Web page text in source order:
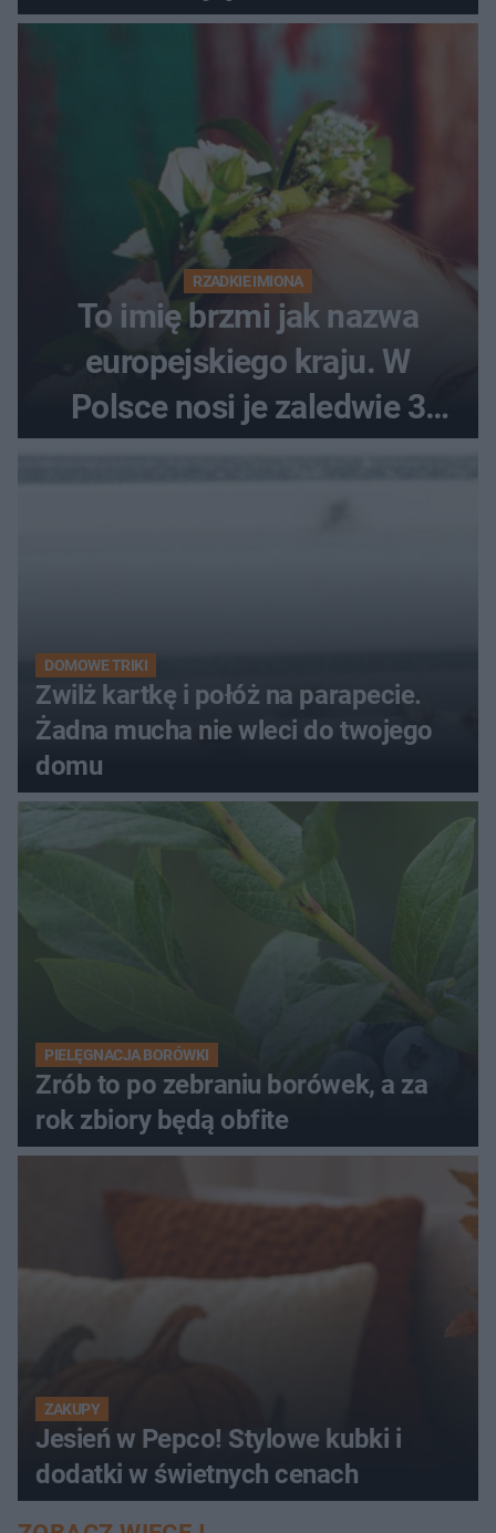
RZADKIE IMIONA
To imię brzmi jak nazwa
europejskiego kraju. W
Polsce nosi je zaledwie 3
kobiety
DOMOWE TRIKI
Zwilż kartkę i połóż na parapecie.
Żadna mucha nie wleci do twojego
domu
PIELĘGNACJA BORÓWKI
Zrób to po zebraniu borówek, a za
rok zbiory będą obfite
ZAKUPY
Jesień w Pepco! Stylowe kubki i
dodatki w świetnych cenach